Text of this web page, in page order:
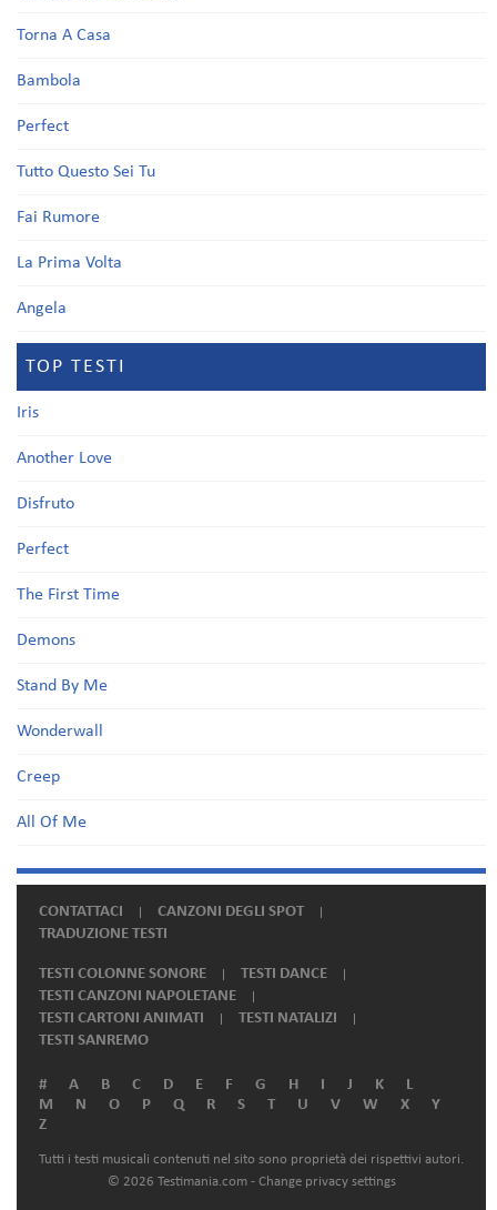
Torna A Casa
Bambola
Perfect
Tutto Questo Sei Tu
Fai Rumore
La Prima Volta
Angela
TOP TESTI
Iris
Another Love
Disfruto
Perfect
The First Time
Demons
Stand By Me
Wonderwall
Creep
All Of Me
CONTATTACI
CANZONI DEGLI SPOT
TRADUZIONE TESTI
TESTI COLONNE SONORE
TESTI DANCE
TESTI CANZONI NAPOLETANE
TESTI CARTONI ANIMATI
TESTI NATALIZI
TESTI SANREMO
# A B C D E F G H I J K
L
M
N O P Q R S T U V W X
Y
Z
Tutti i testi musicali contenuti nel sito sono proprietà dei rispettivi autori.
© 2026 Testimania.com - Change privacy settings